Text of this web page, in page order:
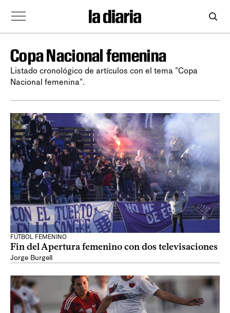
Copa Nacional femenina
Listado cronológico de artículos con el tema "Copa
Nacional femenina".
FÚTBOL FEMENINO
Fin del Apertura femenino con dos televisaciones
Jorge Burgell